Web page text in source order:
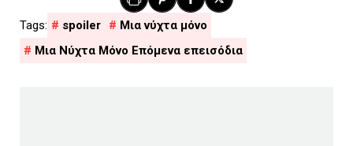
spoiler
Μια νύχτα μόνο
Μια Νύχτα Μόνο Επόμενα επεισόδια